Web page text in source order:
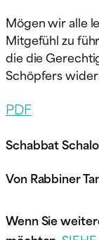
Mögen wir alle
Mitgefühl zu
die die
Schöpfers
PDF
Schabbat
Von Rabbiner
Wenn Sie